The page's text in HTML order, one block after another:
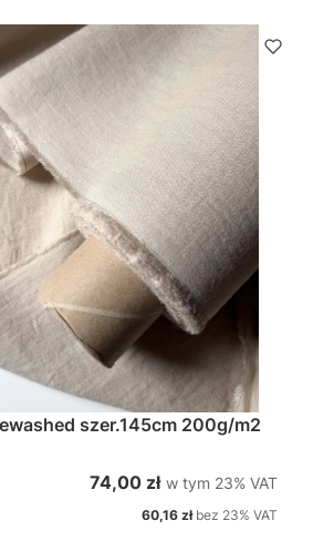
szer.145cm 200g/m2
Cena brutto
74,00 zł w tym %s VAT
w tym 23% VAT
Cena netto
60,16 zł bez 23% VAT